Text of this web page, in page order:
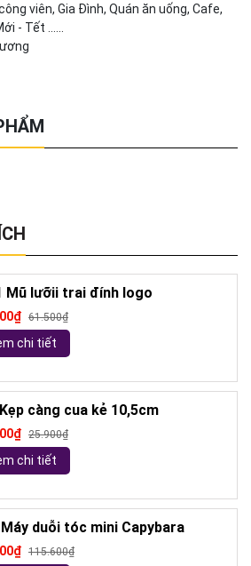
viên, Gia Đình, Quán ăn uống, Cafe,
- Tết ......
Mũ lưỡii trai đính logo
61.500₫
chi tiết
càng cua kẻ 10,5cm
25.900₫
chi tiết
Máy duỗi tóc mini Capybara
115.600₫